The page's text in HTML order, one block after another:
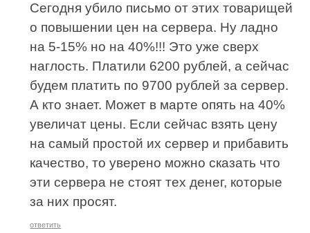
Сегодня убило письмо от этих товарищей
о повышении цен на сервера. Ну ладно
на 5-15% но на 40%!!! Это уже сверх
наглость. Платили 6200 рублей, а сейчас
будем платить по 9700 рублей за сервер.
А кто знает. Может в марте опять на 40%
увеличат цены. Если сейчас взять цену
на самый простой их сервер и прибавить
качество, то уверено можно сказать что
эти сервера не стоят тех денег, которые
за них просят.
ответить